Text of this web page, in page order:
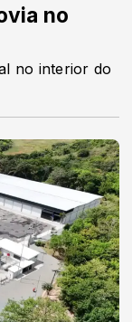
no
no interior do